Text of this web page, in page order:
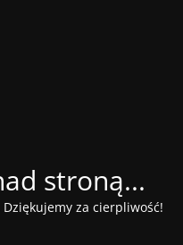
stroną...
za cierpliwość!